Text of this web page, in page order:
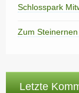
Schlosspark
Zum
Letzte